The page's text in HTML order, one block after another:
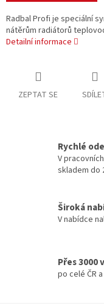
Radbal Profi je speciální
nátěrům radiátorů
Detailní informace
ZEPTAT SE
Rychlé
V
skladem do
Široká
V nabídce
Přes 3000
po celé ČR a